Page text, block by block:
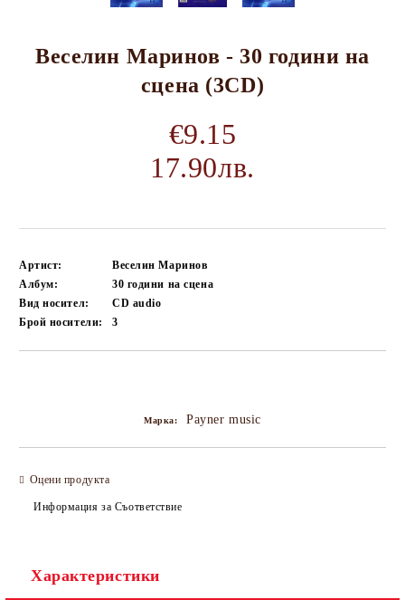
Веселин Маринов - 30 години на
сцена (3CD)
€9.15
17.90лв.
Артист:
Веселин Маринов
Албум:
30 години на сцена
Вид носител:
CD audio
Брой носители:
3
Марка: Payner music
Оцени продукта
Информация за Съответствие
Характеристики